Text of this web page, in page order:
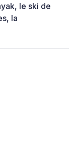
le ski de
la